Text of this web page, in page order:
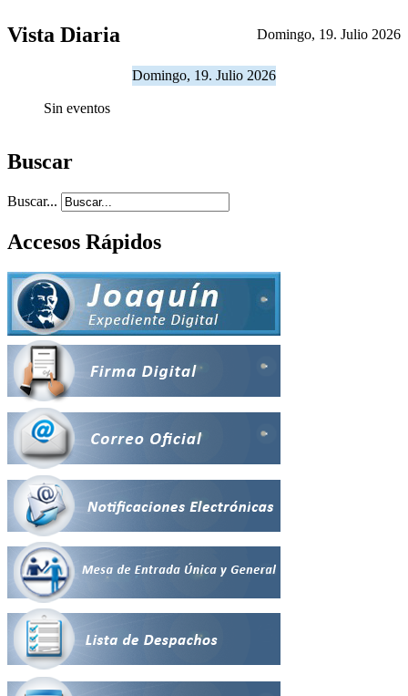
Vista Diaria Domingo, 19. Julio 2026
Domingo, 19. Julio 2026
Sin eventos
Buscar
Buscar...
Accesos Rápidos